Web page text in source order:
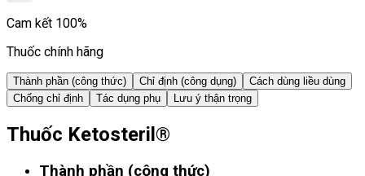
Cam kết 100%
Thuốc chính hãng
Thành phần (công thức) Chỉ định (công dụng)
Cách dùng liều dùng
Chống chỉ định
Tác dụng phụ Lưu ý thận trọng
Thuốc Ketosteril®
Thành phần (công thức)